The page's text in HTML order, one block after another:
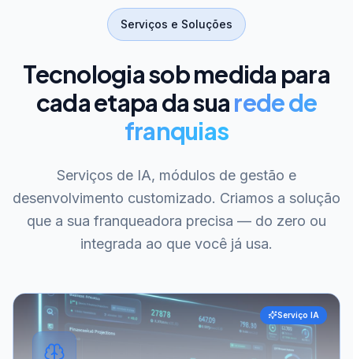
Serviços e Soluções
Tecnologia sob medida para
cada etapa da suarede de
franquias
Serviços de IA, módulos de gestão e
desenvolvimento customizado. Criamos a solução
que a sua franqueadora precisa — do zero ou
integrada ao que você já usa.
Serviço IA